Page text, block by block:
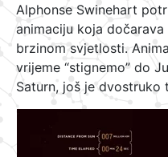
Alphonse Swinehart
animaciju koja
brzinom svjetlosti.
vrijeme “stignemo” do
Saturn, još je dvostruko